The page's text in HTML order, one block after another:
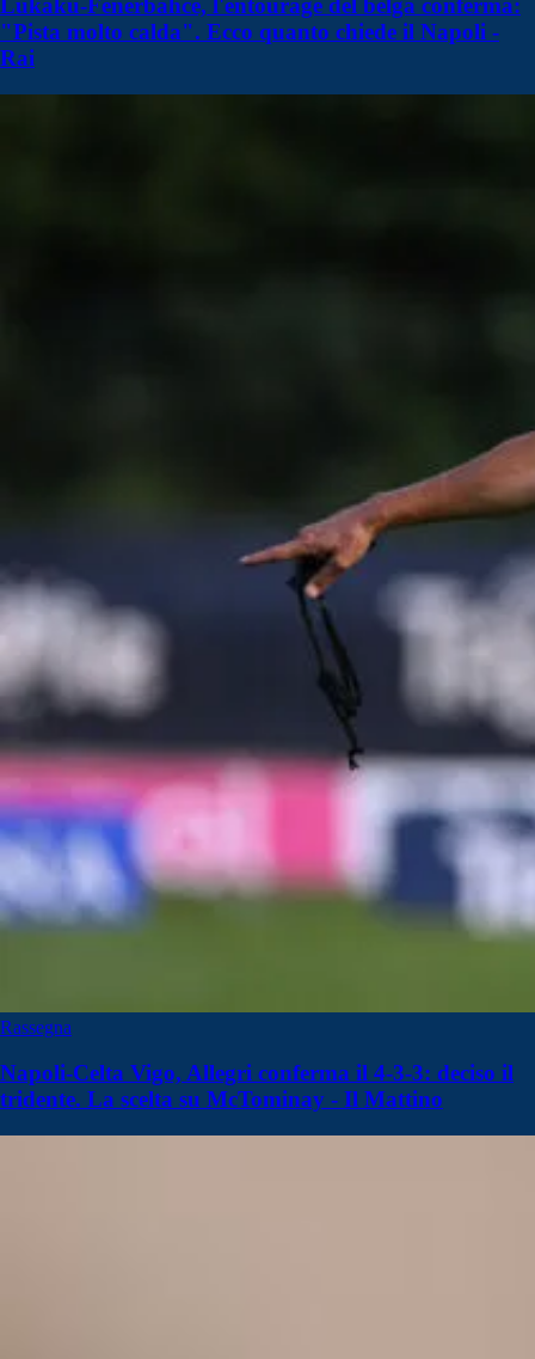
Lukaku-Fenerbahce, l'entourage del belga conferma:
"Pista molto calda". Ecco quanto chiede il Napoli -
Rai
Rassegna
Napoli-Celta Vigo, Allegri conferma il 4-3-3: deciso il
tridente. La scelta su McTominay - Il Mattino